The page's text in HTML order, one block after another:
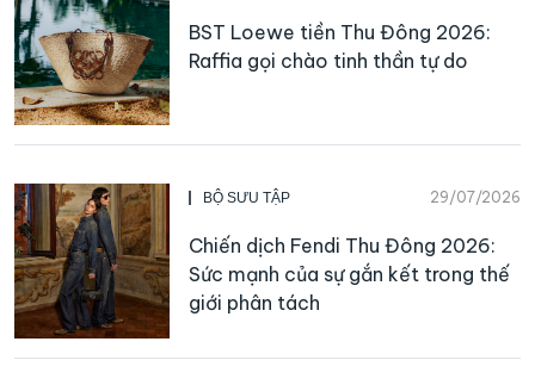
BST Loewe tiền Thu Đông 2026:
Raffia gọi chào tinh thần tự do
BỘ SƯU TẬP 29/07/2026
Chiến dịch Fendi Thu Đông 2026:
Sức mạnh của sự gắn kết trong thế
giới phân tách